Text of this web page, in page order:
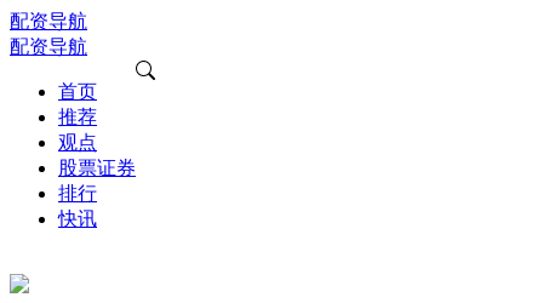
配资导航
配资导航
首页
推荐
观点
股票证券
排行
快讯